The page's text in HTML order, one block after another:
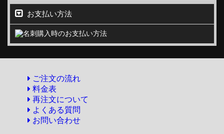
お支払い方法
ご注文の流れ
料金表
再注文について
よくある質問
お問い合わせ